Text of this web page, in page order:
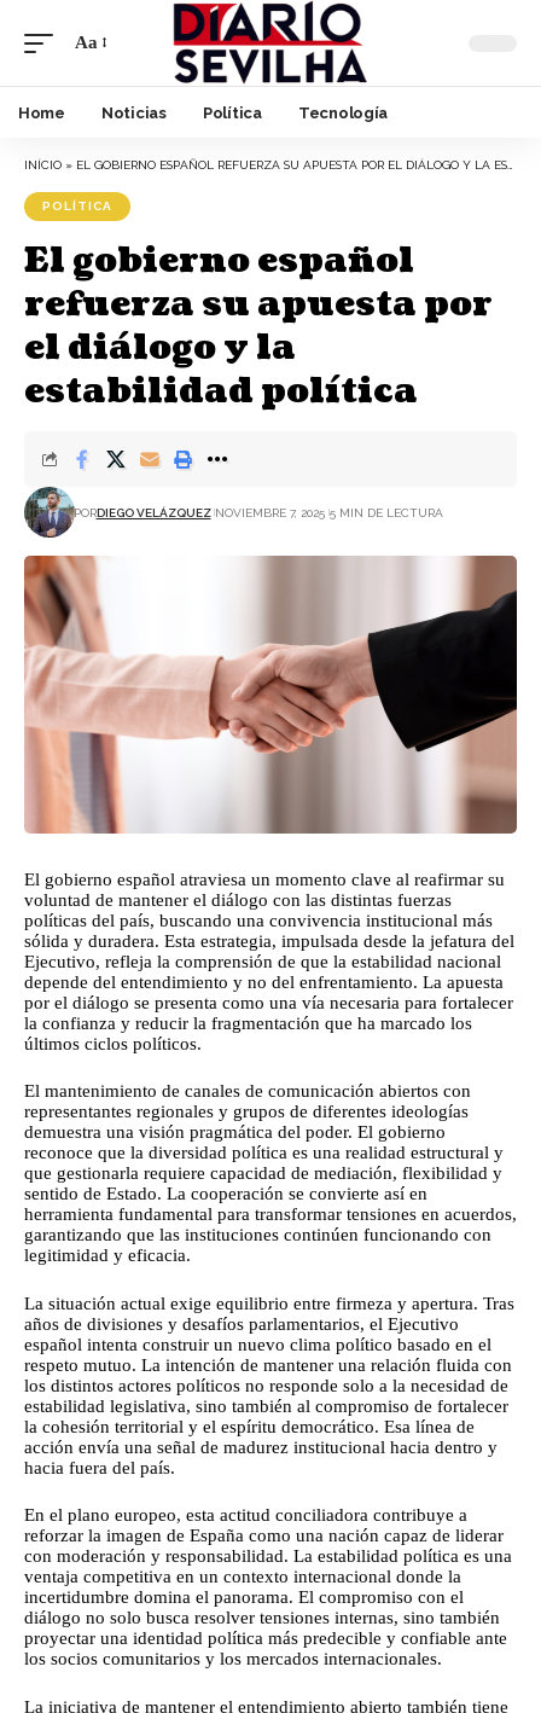
Font
Aa
Home Noticias Política Tecnología
INÍCIO » EL GOBIERNO ESPAÑOL REFUERZA SU APUESTA POR EL DIÁLOGO Y LA ESTABILIDAD POLÍTICA
POLÍTICA
El gobierno español
refuerza su apuesta por
el diálogo y la
estabilidad política
PORDIEGO VELÁZQUEZ NOVIEMBRE 7, 2025 5 MIN DE LECTURA
El gobierno español atraviesa un momento clave al reafirmar su
voluntad de mantener el diálogo con las distintas fuerzas
políticas del país, buscando una convivencia institucional más
sólida y duradera. Esta estrategia, impulsada desde la jefatura del
Ejecutivo, refleja la comprensión de que la estabilidad nacional
depende del entendimiento y no del enfrentamiento. La apuesta
por el diálogo se presenta como una vía necesaria para fortalecer
la confianza y reducir la fragmentación que ha marcado los
últimos ciclos políticos.
El mantenimiento de canales de comunicación abiertos con
representantes regionales y grupos de diferentes ideologías
demuestra una visión pragmática del poder. El gobierno
reconoce que la diversidad política es una realidad estructural y
que gestionarla requiere capacidad de mediación, flexibilidad y
sentido de Estado. La cooperación se convierte así en
herramienta fundamental para transformar tensiones en acuerdos,
garantizando que las instituciones continúen funcionando con
legitimidad y eficacia.
La situación actual exige equilibrio entre firmeza y apertura. Tras
años de divisiones y desafíos parlamentarios, el Ejecutivo
español intenta construir un nuevo clima político basado en el
respeto mutuo. La intención de mantener una relación fluida con
los distintos actores políticos no responde solo a la necesidad de
estabilidad legislativa, sino también al compromiso de fortalecer
la cohesión territorial y el espíritu democrático. Esa línea de
acción envía una señal de madurez institucional hacia dentro y
hacia fuera del país.
En el plano europeo, esta actitud conciliadora contribuye a
reforzar la imagen de España como una nación capaz de liderar
con moderación y responsabilidad. La estabilidad política es una
ventaja competitiva en un contexto internacional donde la
incertidumbre domina el panorama. El compromiso con el
diálogo no solo busca resolver tensiones internas, sino también
proyectar una identidad política más predecible y confiable ante
los socios comunitarios y los mercados internacionales.
La iniciativa de mantener el entendimiento abierto también tiene